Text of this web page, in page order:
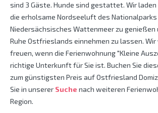
sind 3 Gäste. Hunde sind gestattet. Wir laden
die erholsame Nordseeluft des Nationalparks
Niedersächsisches Wattenmeer zu genießen
Ruhe Ostfrieslands einnehmen zu lassen.
freuen, wenn die Ferienwohnung "Kleine
richtige Unterkunft für Sie ist. Buchen Sie
zum günstigsten Preis auf Ostfriesland
Sie in unserer Suche nach weiteren
Region.